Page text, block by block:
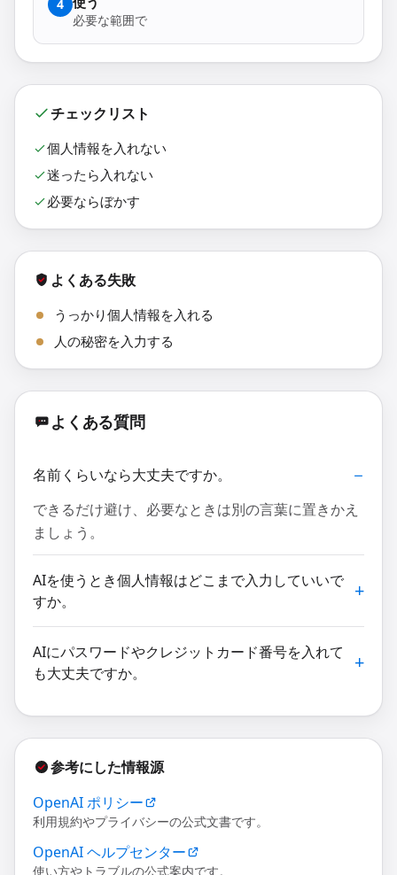
4
必要な範囲で
チェックリスト
個人情報を入れない
迷ったら入れない
必要ならぼかす
よくある失敗
うっかり個人情報を入れる
人の秘密を入力する
よくある質問
名前くらいなら大丈夫ですか。
できるだけ避け、必要なときは別の言葉に置きかえ
ましょう。
AIを使うとき個人情報はどこまで入力していいで
すか。
AIにパスワードやクレジットカード番号を入れて
も大丈夫ですか。
参考にした情報源
OpenAI ポリシー
利用規約やプライバシーの公式文書です。
OpenAI ヘルプセンター
使い方やトラブルの公式案内です。